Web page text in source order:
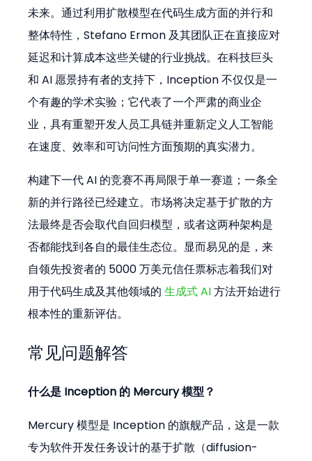
未来。通过利用扩散模型在代码生成方面的并行和
整体特性，Stefano Ermon 及其团队正在直接应对
延迟和计算成本这些关键的行业挑战。在科技巨头
和 AI 愿景持有者的支持下，Inception 不仅仅是一
个有趣的学术实验；它代表了一个严肃的商业企
业，具有重塑开发人员工具链并重新定义人工智能
在速度、效率和可访问性方面预期的真实潜力。
构建下一代 AI 的竞赛不再局限于单一赛道；一条全
新的并行路径已经建立。市场将决定基于扩散的方
法最终是否会取代自回归模型，或者这两种架构是
否都能找到各自的最佳生态位。显而易见的是，来
自领先投资者的 5000 万美元信任票标志着我们对
用于代码生成及其他领域的 生成式 AI 方法开始进行
根本性的重新评估。
常见问题解答
什么是 Inception 的 Mercury 模型？
Mercury 模型是 Inception 的旗舰产品，这是一款
专为软件开发任务设计的基于扩散（diffusion-